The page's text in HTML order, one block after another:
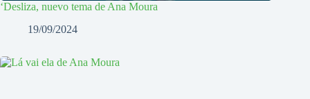
‘Desliza, nuevo tema de Ana Moura
19/09/2024